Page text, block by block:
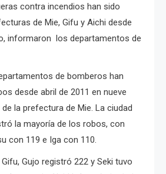
contra incendios han sido
de Mie, Gifu y Aichi desde
informaron los departamentos de
de bomberos han
desde abril de 2011 en nueve
la prefectura de Mie. La ciudad
la mayoría de los robos, con
con 119 e Iga con 110.
Gujo registró 222 y Seki tuvo